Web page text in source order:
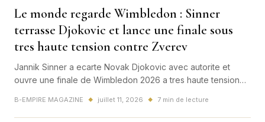
Le monde regarde Wimbledon : Sinner
terrasse Djokovic et lance une finale sous
tres haute tension contre Zverev
Jannik Sinner a ecarte Novak Djokovic avec autorite et
ouvre une finale de Wimbledon 2026 a tres haute tension
mondial et le public francais.
B-EMPIRE MAGAZINE ◆ juillet 11, 2026 ◆ 7 min de lecture